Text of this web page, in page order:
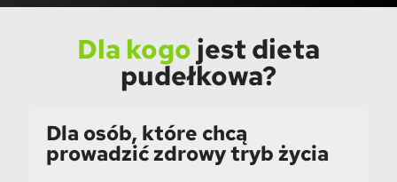
Dla kogo jest dieta
pudełkowa?
Dla osób, które chcą
prowadzić zdrowy tryb życia